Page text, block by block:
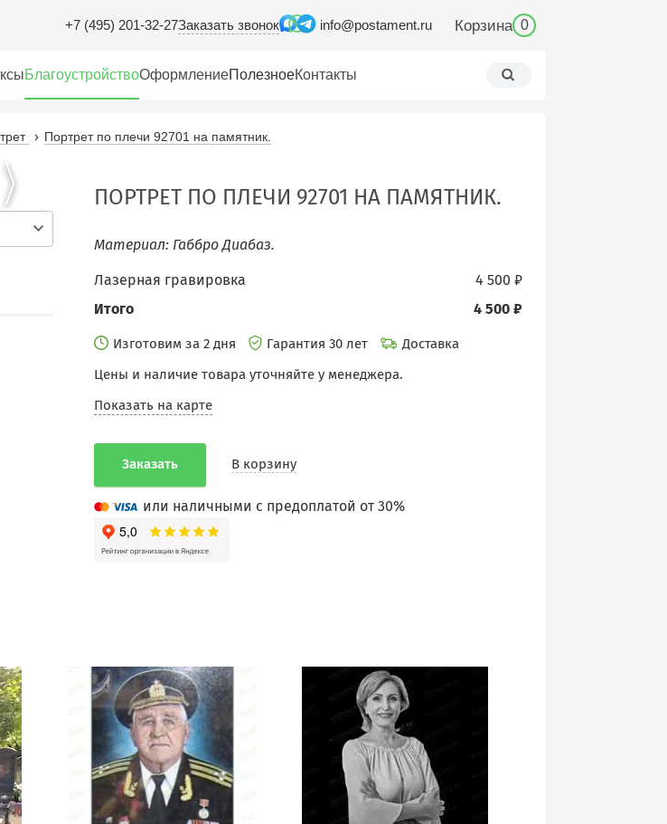
+7 (495) 201-32-27Заказать звонок info@postament.ru Корзина 0
БлагоустройствоОформлениеПолезноеКонтакты
Портрет по плечи 92701 на памятник.
ПОРТРЕТ ПО ПЛЕЧИ 92701 НА ПАМЯТНИК.
Материал: Габбро Диабаз.
4 500 ₽
Лазерная гравировка
4 500 ₽
Итого
Изготовим за 2 дня Гарантия 30 лет
Доставка
Цены и наличие товара уточняйте у менеджера.
Показать на карте
Заказать В корзину
или наличными с предоплатой от 30%